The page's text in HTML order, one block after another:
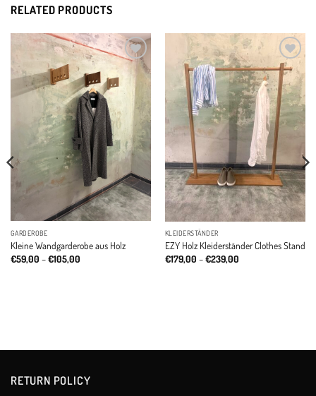
RELATED PRODUCTS
Add to
wishlist
GARDEROBE
Kleine Wandgarderobe aus Holz
€59,00 –€105,00Price
Add to
wishlist
KLEIDERSTÄNDER
EZY Holz Kleiderständer Clothes Stand
€179,00 –€239,00Price
RETURN POLICY​